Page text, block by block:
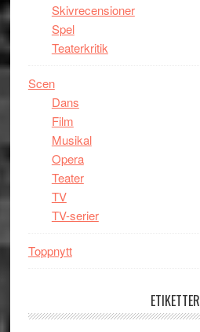
Skivrecensioner
Spel
Teaterkritik
Scen
Dans
Film
Musikal
Opera
Teater
TV
TV-serier
Toppnytt
ETIKETTER